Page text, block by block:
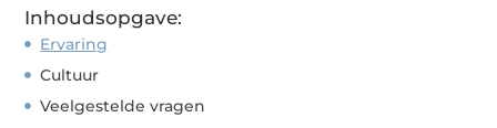
Inhoudsopgave:
Ervaring
Cultuur
Veelgestelde vragen